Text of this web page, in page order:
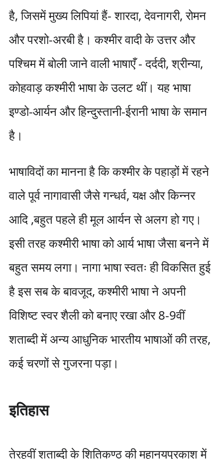
है, जिसमें मुख्य लिपियां हैं- शारदा, देवनागरी, रोमन
और परशो-अरबी है। कश्मीर वादी के उत्तर और
पश्चिम में बोली जाने वाली भाषाएँ - दर्ददी, श्रीन्या,
कोहवाड़ कश्मीरी भाषा के उलट थीं। यह भाषा
इण्डो-आर्यन और हिन्दुस्तानी-ईरानी भाषा के समान
है।
भाषाविदों का मानना ​​है कि कश्मीर के पहाड़ों में रहने
वाले पूर्व नागावासी जैसे गन्धर्व, यक्ष और किन्नर
आदि ,बहुत पहले ही मूल आर्यन से अलग हो गए।
इसी तरह कश्मीरी भाषा को आर्य भाषा जैसा बनने में
बहुत समय लगा। नागा भाषा स्वतः ही विकसित हुई
है इस सब के बावजूद, कश्मीरी भाषा ने अपनी
विशिष्ट स्वर शैली को बनाए रखा और 8-9वीं
शताब्दी में अन्य आधुनिक भारतीय भाषाओं की तरह,
कई चरणों से गुजरना पड़ा।
इतिहास
तेरहवीं शताब्दी के शितिकण्ठ की महानयप्रकाश में